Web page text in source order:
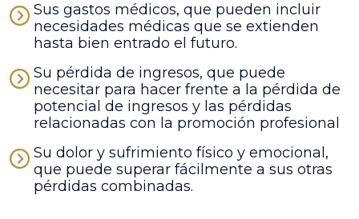
Sus gastos médicos, que pueden incluir
necesidades médicas que se extienden
hasta bien entrado el futuro.
Su pérdida de ingresos, que puede
necesitar para hacer frente a la pérdida de
potencial de ingresos y las pérdidas
relacionadas con la promoción profesional
Su dolor y sufrimiento físico y emocional,
que puede superar fácilmente a sus otras
pérdidas combinadas.